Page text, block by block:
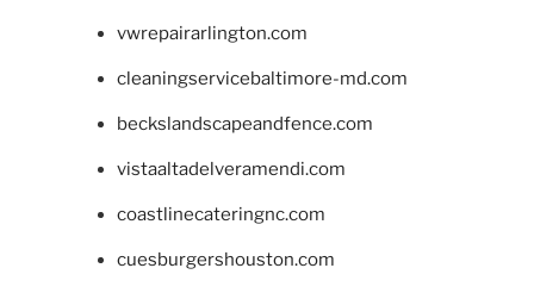
vwrepairarlington.com
cleaningservicebaltimore-md.com
beckslandscapeandfence.com
vistaaltadelveramendi.com
coastlinecateringnc.com
cuesburgershouston.com